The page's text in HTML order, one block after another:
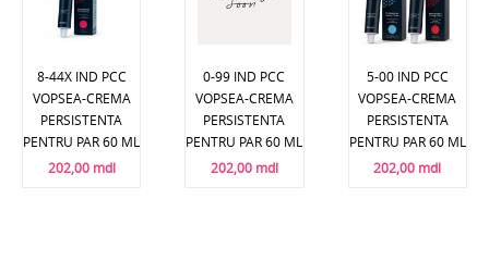
8-44X IND PCC
VOPSEA-CREMA
PERSISTENTA
PENTRU PAR 60 ML
202,00 mdl
0-99 IND PCC
VOPSEA-CREMA
PERSISTENTA
PENTRU PAR 60 ML
202,00 mdl
5-00 IND PCC
VOPSEA-CREMA
PERSISTENTA
PENTRU PAR 60 ML
202,00 mdl